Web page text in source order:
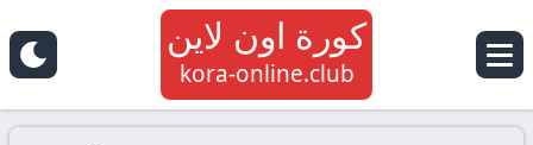
كورة اون لاين
kora-online.club